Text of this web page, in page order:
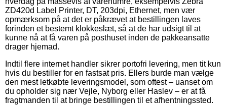
ZD420d Label Printer, DT, 203dpi, Ethernet, men vær
opmærksom på at det er påkrævet at bestillingen laves
forinden et bestemt klokkeslæt, så at de har udsigt til at
kunne nå at få varen på posthuset inden de pakkeansatte
drager hjemad.
Indtil flere internet handler sikrer portofri levering, men tit kun
hvis du bestiller for en fastsat pris. Ellers burde man vælge
den mest letkøbte leveringsmodel, som oftest – uanset om
du opholder sig nær Vejle, Nyborg eller Haslev – er at få
fragtmanden til at bringe bestillingen til et afhentningssted.